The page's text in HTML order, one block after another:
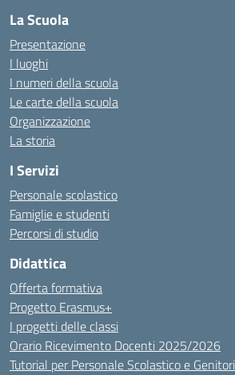
La Scuola
Presentazione
I luoghi
I numeri della scuola
Le carte della scuola
Organizzazione
La storia
I Servizi
Personale scolastico
Famiglie e studenti
Percorsi di studio
Didattica
Offerta formativa
Progetto Erasmus+
I progetti delle classi
Orario Ricevimento Docenti 2025/2026
Tutorial per Personale Scolastico e Genitori